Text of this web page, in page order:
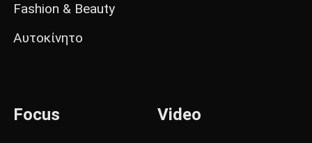
Fashion & Beauty
Αυτοκίνητο
Focus Video